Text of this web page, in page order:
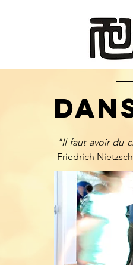
"Il faut avoir du
Friedrich